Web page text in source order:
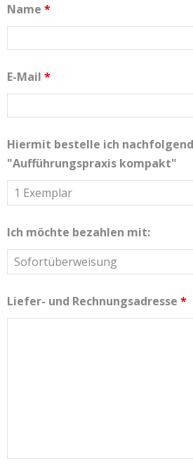
Name *
E-Mail *
Hiermit bestelle ich
"Aufführungspraxis kompakt"
Ich möchte bezahlen mit:
Liefer- und Rechnungsadresse *